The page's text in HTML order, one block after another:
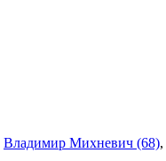
Владимир Михневич (68),